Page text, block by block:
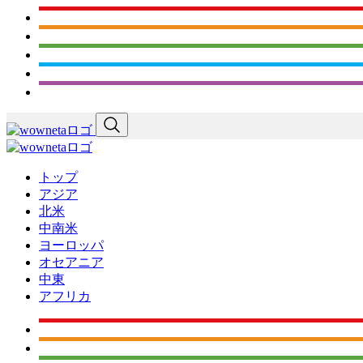
トップ
アジア
北米
中南米
ヨーロッパ
オセアニア
中東
アフリカ